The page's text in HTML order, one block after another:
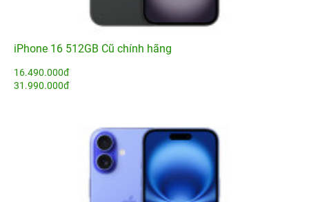
iPhone 16 512GB Cũ chính hãng
16.490.000đ
31.990.000đ